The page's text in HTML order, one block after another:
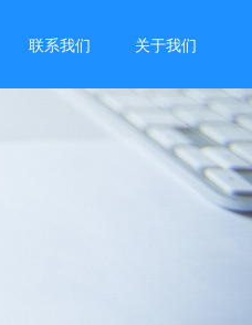
联系我们 关于我们